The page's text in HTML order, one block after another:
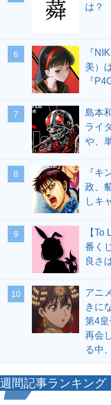
は？
6
『
美）
『
7
島本
ライ
や、
8
『キ
政、
しキ
9
【
番く
良さ
10
アニ
きに
第4皇
再会
る中
週間記事ランキング